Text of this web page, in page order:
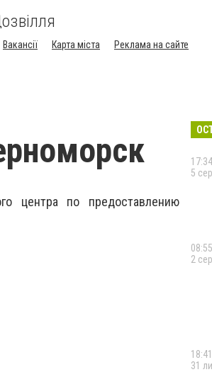
Вакансії Карта міста
Реклама на сайте
центра по предоставлению
17:34
5
08:55
2
18:41
31